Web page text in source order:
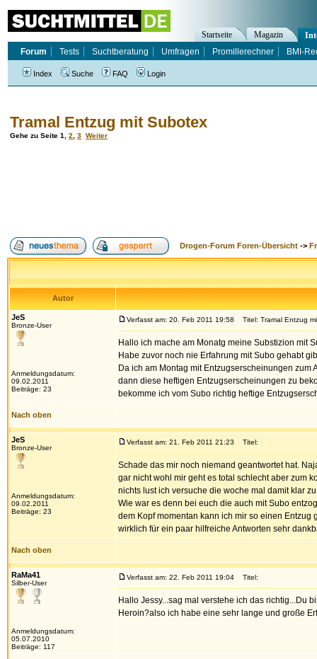
Tramal Entzug mit Subotex
Gehe zu Seite 1 2 3 Weiter
Drogen-Forum Foren-Übersicht ->
Autor
JeS
Bronze-User
Anmeldungsdatum:
09.02.2011
Beiträge: 23
Verfasst am: 20. Feb 2011 19:58 Titel: Tramal Entzug
Hallo ich mache am Monatg meine Substizion mit
Habe zuvor noch nie Erfahrung mit Subo gehabt
Da ich am Montag mit Entzugserscheinungen
dann diese heftigen Entzugserscheinungen zu
bekomme ich vom Subo richtig heftige
Nach oben
JeS
Bronze-User
Anmeldungsdatum:
09.02.2011
Beiträge: 23
Verfasst am: 21. Feb 2011 21:23 Titel:
Schade das mir noch niemand geantwortet hat.
gar nicht wohl mir geht es total schlecht aber zum
nichts lust ich versuche die woche mal damit klar
Wie war es denn bei euch die auch mit Subo
dem Kopf momentan kann ich mir so einen
wirklich für ein paar hilfreiche Antworten sehr
Nach oben
RaMa41
Silber-User
Anmeldungsdatum:
05.07.2010
Beiträge: 117
Verfasst am: 22. Feb 2011 19:04 Titel:
Hallo Jessy...sag mal verstehe ich das richtig...Du
Heroin?also ich habe eine sehr lange und große
Startseite Magazin
Forum
Tests Suchtberatung Umfragen Promillerechner BMI-
Index Suche FAQ Login